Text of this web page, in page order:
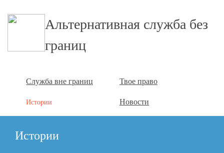
Альтернативная служба без
границ
Служба вне границ Твое право
Истории Новости
Истории